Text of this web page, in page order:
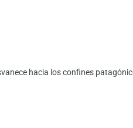
hacia los confines